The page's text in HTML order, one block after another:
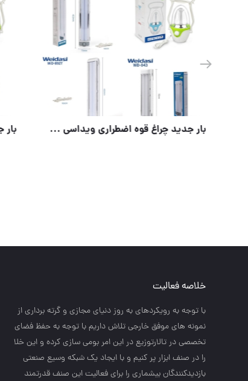
بار جدید چراغ قوه اضطراری ویداسی رسید
خلاصه فعالیت
با توجه به رويكردهاي به روز دنياي مجازي و گرته برداري از
نمونه هاي موفق خارجي تلاش داريم با توجه به حفظ فضاي
تخصصي در تالارتوزيع در اين امر بومي سازي كرده و اين خلا
را در صنف ابزار پر كنيم و با ايجاد يك شبكه وسيع صنعتي
بازديدكنندگان بيشماري را براي فعاليت اين صنف قدرتمند